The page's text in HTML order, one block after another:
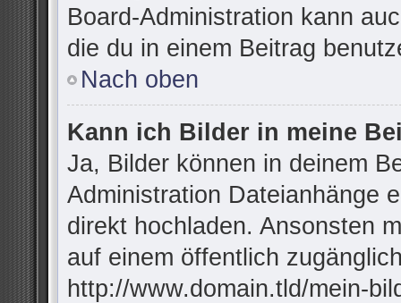
Board-Administration kann
die du in einem Beitrag
Nach oben
Kann ich Bilder in meine
Ja, Bilder können in deinem
Administration Dateianhänge
direkt hochladen. Ansonsten
auf einem öffentlich
http://www.domain.tld/mein-